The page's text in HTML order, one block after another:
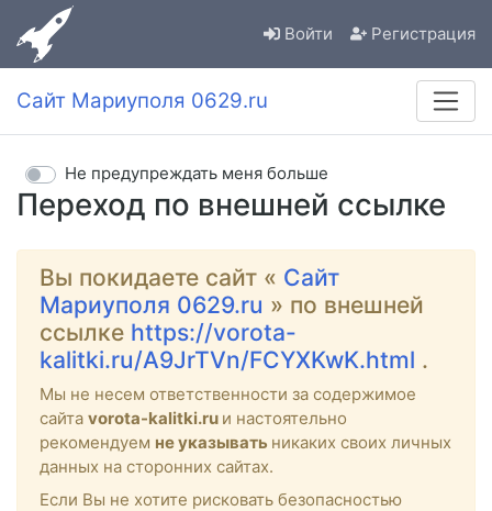
Войти Регистрация
Сайт Мариуполя 0629.ru
Переход по внешней ссылке
Не предупреждать меня больше
Вы покидаете сайт « Сайт
Мариуполя 0629.ru » по внешней
ссылке https://vorota-
kalitki.ru/A9JrTVn/FCYXKwK.html .
Мы не несем ответственности за содержимое
сайта vorota-kalitki.ru и настоятельно
рекомендуем не указывать никаких своих личных
данных на сторонних сайтах.
Если Вы не хотите рисковать безопасностью